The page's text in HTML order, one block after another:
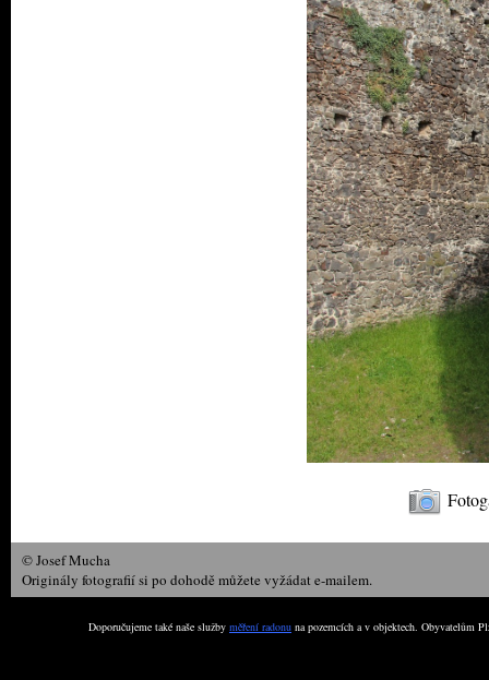
© Josef Mucha
Originály fotografií si po dohodě můžete vyžádat e-mailem.
Doporučujeme také naše služby měření radonu na pozemcích a v objektech. Obyvatelům